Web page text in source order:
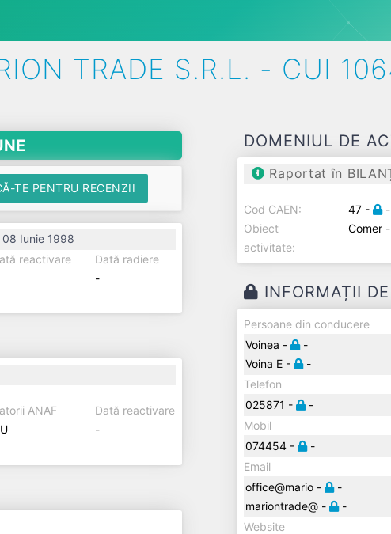
TRADE S.R.L. - CUI
TE PENTRU RECENZII
08 Iunie 1998
reactivare
Dată radiere
-
ANAF
Dată reactivare
-
DOMENIUL DE
Raportat în
Cod CAEN: 47 -
-
Obiect
activitate:
Comer
INFORMAȚII
Persoane din conducere
Voinea -
-
Voina E -
-
Telefon
025871 -
-
Mobil
074454 -
-
Email
office@mario -
-
mariontrade@ -
-
Website